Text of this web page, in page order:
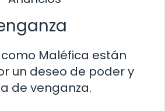
Maléfica están
un deseo de poder y
de venganza.